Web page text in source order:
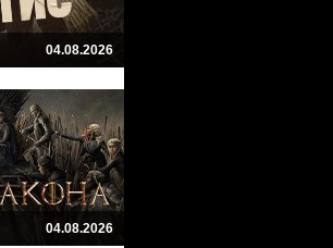
04.08.2026
04.08.2026